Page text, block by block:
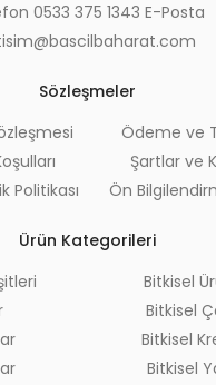
0533 375 1343 E-Posta
Sözleşmeler
Politikası
Ödeme ve
Şartlar ve
Ön
Ürün Kategorileri
Bitkisel
Bitkisel
Bitkisel
Bitkisel